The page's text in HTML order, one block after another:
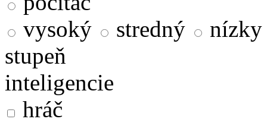
vysoký
stredný
nízky
stupeň
inteligencie
hráč